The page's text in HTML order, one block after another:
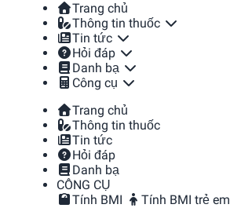
Trang chủ
Thông tin thuốc
Tin tức
Hỏi đáp
Danh bạ
Công cụ
Trang chủ
Thông tin thuốc
Tin tức
Hỏi đáp
Danh bạ
CÔNG CỤ
Tính BMI
Tính BMI trẻ em